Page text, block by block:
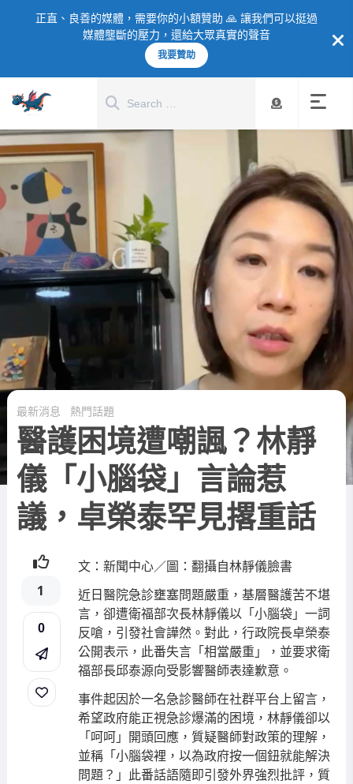
正直、良善的媒體，需要你的小額贊助 🙏 讓我們可以挺過
媒體壟斷的壓力，還給大眾真實的聲音
我要贊助
最新消息 熱門話題
醫護困境遭嘲諷？林靜
儀「小腦袋」言論惹
議，卓榮泰罕見撂重話
1
0
文：新聞中心／圖：翻攝自林靜儀臉書
近日醫院急診壅塞問題嚴重，基層醫護苦不堪
言，卻遭衛福部次長林靜儀以「小腦袋」一詞
反嗆，引發社會譁然。對此，行政院長卓榮泰
公開表示，此番失言「相當嚴重」，並要求衛
福部長邱泰源向受影響醫師表達歉意。
事件起因於一名急診醫師在社群平台上留言，
希望政府能正視急診爆滿的困境，林靜儀卻以
「呵呵」開頭回應，質疑醫師對政策的理解，
並稱「小腦袋裡，以為政府按一個鈕就能解決
問題？」此番話語隨即引發外界強烈批評，質